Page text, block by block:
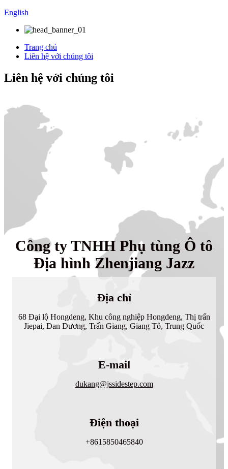
English
Trang chủ
Liên hệ với chúng tôi
Liên hệ với chúng tôi
Công ty TNHH Phụ tùng Ô tô
Địa hình Zhenjiang Jazz
Địa chỉ
68 Đại lộ Hongdeng, Khu công nghiệp Hongdeng, Thị trấn
Jiepai, Đan Dương, Trấn Giang, Giang Tô, Trung Quốc
E-mail
dukang@jssidestep.com
Điện thoại
+8615850465840